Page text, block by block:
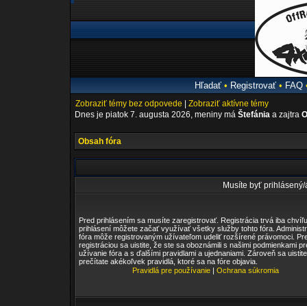
Hľadať• Registrovať• FAQ
Zobraziť témy bez odpovede
Zobraziť aktívne témy
Dnes je piatok 7. augusta 2026, meniny má Štefánia a zajtra
Obsah fóra
Musíte byť
Pred prihlásením sa musíte zaregistrovať. Registrácia trvá iba
prihlásení môžete začať využívať všetky služby tohto fóra.
fóra môže registrovaným užívateľom udeliť rozšírené právomoci.
registráciou sa uistite, že ste sa oboznámili s našimi podmienkami
užívanie fóra a s ďalšími pravidlami a ujednaniami. Zároveň sa
prečítate akékoľvek pravidlá, ktoré sa na fóre objavia.
Pravidlá pre používanie| Ochrana súkromia